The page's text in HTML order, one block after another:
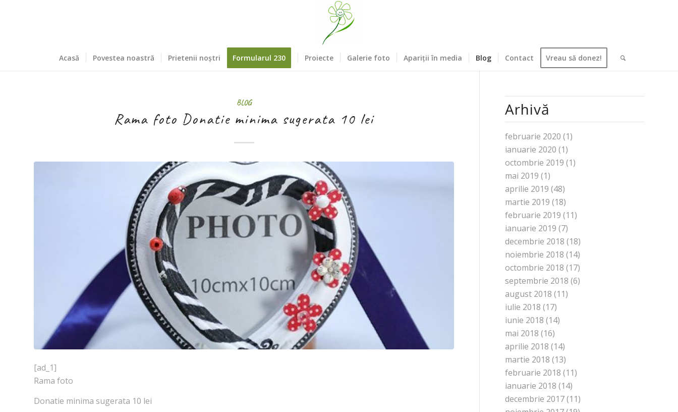
Acasă Povestea noastră Prietenii noștri Formularul 230 Proiecte Galerie foto Apariții în media Blog Contact Vreau să donez!
BLOG
Rama foto Donatie minima sugerata 10 lei
[ad_1]
Rama foto
Donatie minima sugerata 10 lei
Arhivă
februarie 2020 (1)
ianuarie 2020 (1)
octombrie 2019 (1)
mai 2019 (1)
aprilie 2019 (48)
martie 2019 (18)
februarie 2019 (11)
ianuarie 2019 (7)
decembrie 2018 (18)
noiembrie 2018 (14)
octombrie 2018 (17)
septembrie 2018 (6)
august 2018 (11)
iulie 2018 (17)
iunie 2018 (14)
mai 2018 (16)
aprilie 2018 (14)
martie 2018 (13)
februarie 2018 (11)
ianuarie 2018 (14)
decembrie 2017(11)